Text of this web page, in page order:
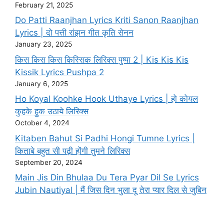
February 21, 2025
Do Patti Raanjhan Lyrics Kriti Sanon Raanjhan
Lyrics | दो पत्ती रांझन गीत कृति सेनन
January 23, 2025
किस किस किस किस्सिक लिरिक्स पुष्पा 2 | Kis Kis Kis
Kissik Lyrics Pushpa 2
January 6, 2025
Ho Koyal Koohke Hook Uthaye Lyrics | हो कोयल
कुहके हुक उठाये लिरिक्स
October 4, 2024
Kitaben Bahut Si Padhi Hongi Tumne Lyrics |
किताबे बहुत सी पढ़ी होंगी तुमने लिरिक्स
September 20, 2024
Main Jis Din Bhulaa Du Tera Pyar Dil Se Lyrics
Jubin Nautiyal | मैं जिस दिन भुला दू तेरा प्यार दिल से जुबिन